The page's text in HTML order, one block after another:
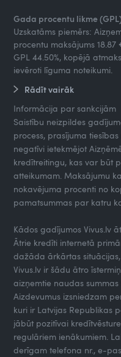
Gada procentu likme
Uzskatāms piemērs:
procentu maksājums 18.87
GPL 44.50%, kopējā
ievēroti līguma noteikumi.
Rādīt vairāk
Informācija par sankcijām
Saistību neizpildes
process, prasījuma
negatīvi ietekmējot
kredītreitingu, kas var būt
atteikumam. Maksājumu
nokavējuma procenti no
pamatsummas par katru
Kādos gadījumos Vivus.lv
Ātrie kredīti internetā
dažāda ārkārtas
Vivus.lv ir šādu ātro
aizņemtie naudas
Aizdevumus izsniedzam
kuri ir Latvijas Republikas
jābūt pozitīvai
regulāriem ienākumiem.
derīgam telefona nr., e-